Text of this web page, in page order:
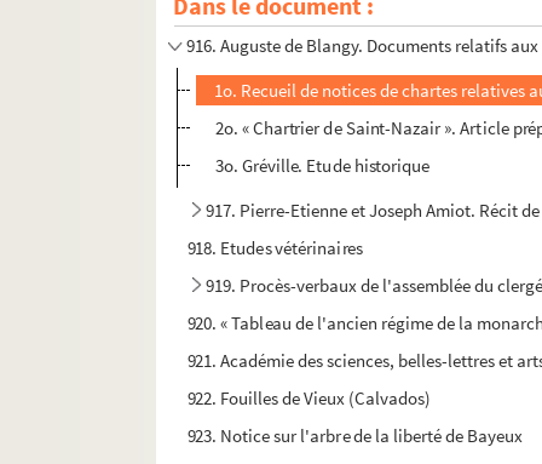
915. Joseph von Hammer-Purgstall. Lettres
916. Auguste de Blangy. Documents relatifs
1o. Recueil de notices de chartes relatives
2o. « Chartrier de Saint-Nazair ». Article
3o. Gréville. Etude historique
917. Pierre-Etienne et Joseph Amiot. Récit
918. Etudes vétérinaires
919. Procès-verbaux de l'assemblée du
920. « Tableau de l'ancien régime de la
921. Académie des sciences, belles-lettres et
922. Fouilles de Vieux (Calvados)
923. Notice sur l'arbre de la liberté de Bayeux